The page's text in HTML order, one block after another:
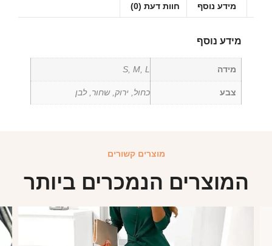
מידע נוסף חוות דעת (0)
מידע נוסף
מידה S, M, L
צבע כחול, ירוק, שחור, לבן
מוצרים קשורים
המוצרים הנמכרים ביותר